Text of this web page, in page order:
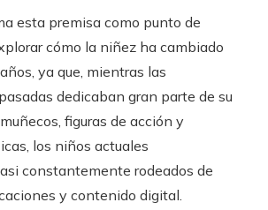
esta premisa como punto de
cómo la niñez ha cambiado
ya que, mientras las
dedicaban gran parte de su
figuras de acción y
los niños actuales
constantemente rodeados de
y contenido digital.